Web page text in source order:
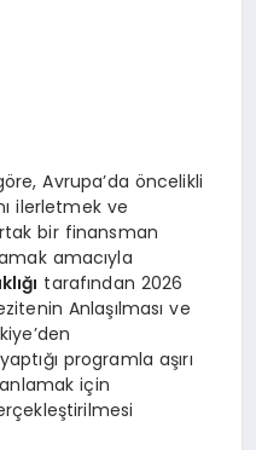
Avrupa’da öncelikli
ilerletmek ve
bir finansman
amacıyla
tarafından 2026
Anlaşılması ve
yaptığı programla aşırı
için